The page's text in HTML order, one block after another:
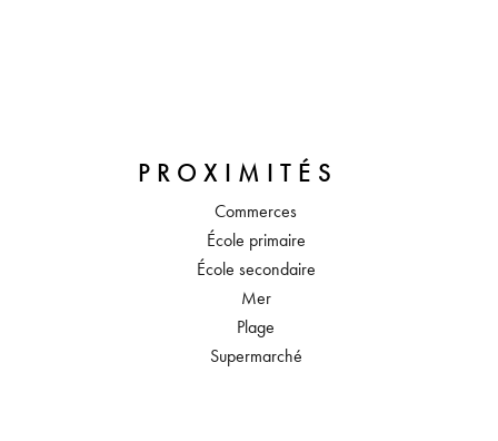
PROXIMITÉS
Commerces
École primaire
École secondaire
Mer
Plage
Supermarché